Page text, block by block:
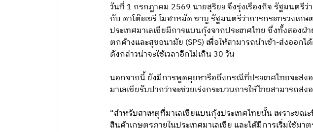
วันที่ 1 กรกฎาคม 2569 นายสุริยะ จึงรุ่งเรืองกิจ รัฐมนตรีว่
กับ ดาโต๊ะเซรี โมฮาหมัด ซาบู รัฐมนตรีว่าการกระทรวงเ
ประเทศมาเลเซียมีการแบนกุ้งจากประเทศไทย ซึ่งทั้งสอง
ตกค้างและสุขอนามัย (SPS) เพื่อให้สามารถนำเข้า-ส่งออ
ดังกล่าวน่าจะใช้เวลาอีกไม่เกิน 30 วัน
นอกจากนี้ ยังมีการพูดคุยหารือถึงกรณีที่ประเทศไทยจะส่
มาเลเซียรับปากว่าจะช่วยเร่งกระบวนการให้ไทยสามารถ
“สำหรับสาเหตุที่มาเลเซียแบนกุ้งประเทศไทยนั้น เพราะข
สินค้าเกษตรภายในประเทศมาเลเซีย และได้มีการเริ่มใช้ม